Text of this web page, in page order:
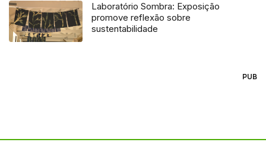
Laboratório Sombra: Exposição
promove reflexão sobre
sustentabilidade
PUB